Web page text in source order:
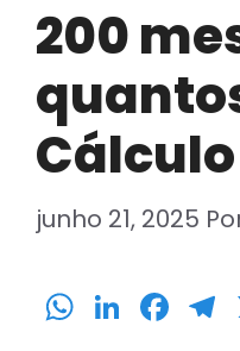
200
junho 21, 2025
W Li F T